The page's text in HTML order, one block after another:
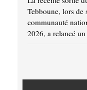
Tebboune, lors de
communauté
2026, a relancé